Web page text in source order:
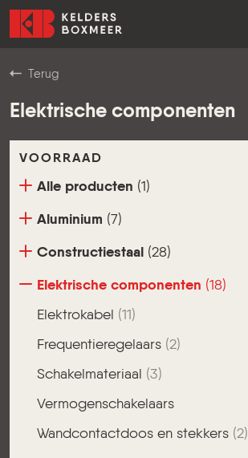
Ga naar inhoud
Kelders Boxmeer
Terug
Elektrische componenten
VOORRAAD
Alle producten (1)
Aluminium (7)
Constructiestaal (28)
Elektrische componenten (18)
Elektrokabel (11)
Frequentieregelaars (2)
Schakelmateriaal (3)
Vermogenschakelaars
Wandcontactdoos en stekkers (2)